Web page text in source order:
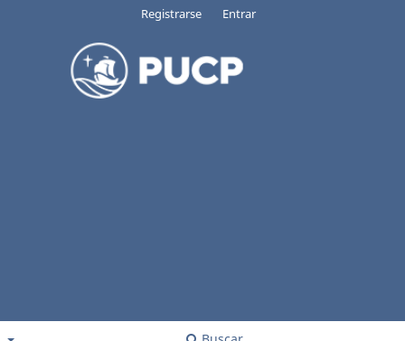
Registrarse Entrar